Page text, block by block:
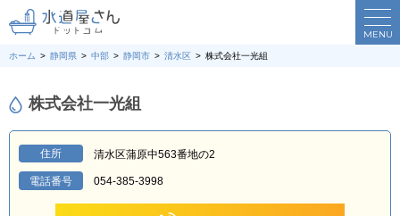
MENU
ホーム 静岡県 中部 静岡市 清水区 株式会社一光組
株式会社一光組
住所 清水区蒲原中563番地の2
電話番号 054-385-3998